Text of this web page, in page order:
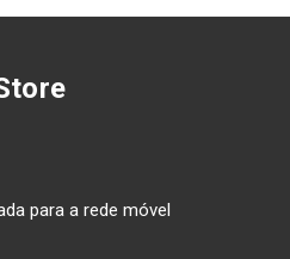
para a rede móvel